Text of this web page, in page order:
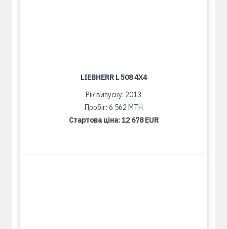
LIEBHERR L 508 4X4
Рік випуску: 2013
Пробіг: 6 562 MTH
Стартова ціна:12 678 EUR